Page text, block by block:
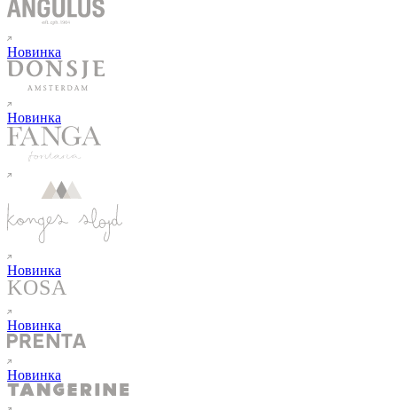
Новинка
Новинка
Новинка
Новинка
Новинка